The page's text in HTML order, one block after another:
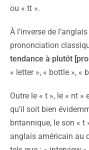
ou « tt ».
À l’inverse de
prononciation
tendance à plutôt
« letter », « bottle », «
Outre le « t », le « nt
qu’il soit bien
britannique, le son « t
anglais américain au